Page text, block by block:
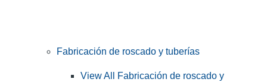
Fabricación de roscado y tuberías
View All Fabricación de roscado y